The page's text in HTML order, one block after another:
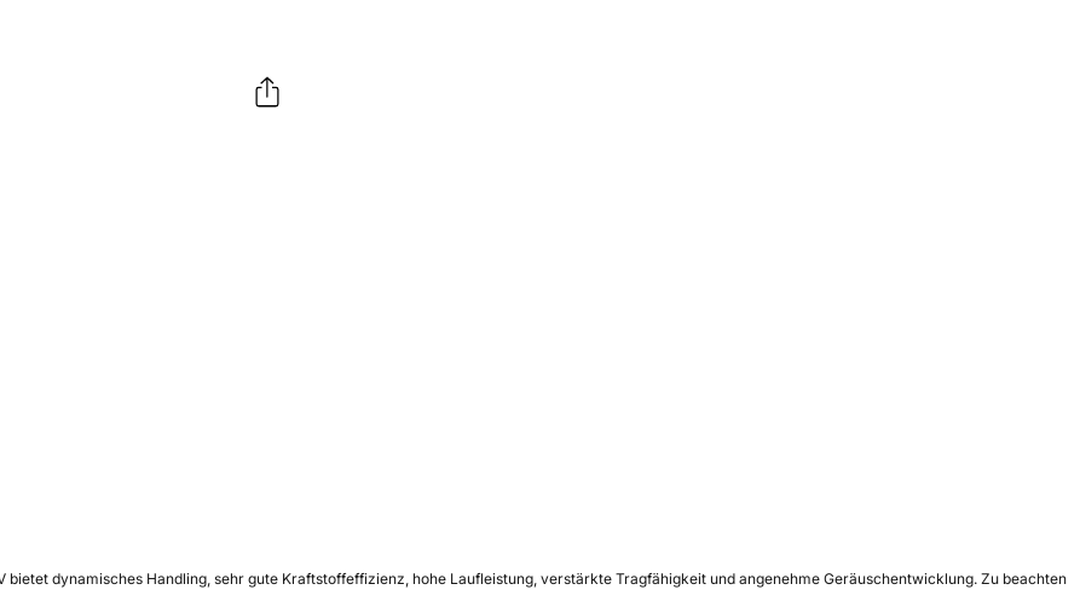
bietet dynamisches Handling, sehr gute Kraftstoffeffizienz, hohe Laufleistung, verstärkte Tragfähigkeit und angenehme Geräuschentwicklung. Zu beachten